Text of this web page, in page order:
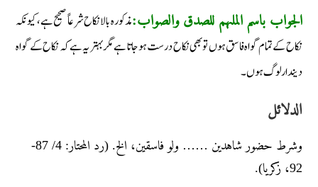
الجواب باسم الملہم للصدق والصواب:مذکورہ بالا نکاح شرعاً صحیح ہے، کیونکہ
نکاح کے تمام گواہ فاسق ہوں تو بھی نکاح درست ہوجاتا ہے مگر بہتر یہ ہے کہ نکاح کے گواہ
دیندار لوگ ہوں۔
الدلائل
وشرط حضور شاهدین …… ولو فاسقين، الخ. (رد المحتار: 4/ 87-
92، زكريا).